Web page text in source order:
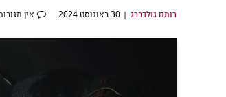
רותם גולדברג 30 באוגוסט 2024 אין